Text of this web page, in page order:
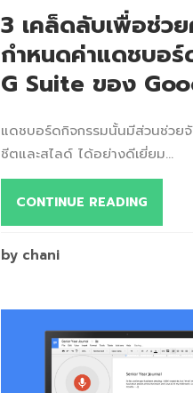
3 เคล็ดลับเพื่อช่ว
กำหนดค่าแดชบอร์
G Suite ของ
แดชบอร์ดกิจกรรมนั้นมีส่วนช่วยจั
ชีตและสไลด์ ได้อย่างดีเยี่ยม...
CONTINUE READING
by chani